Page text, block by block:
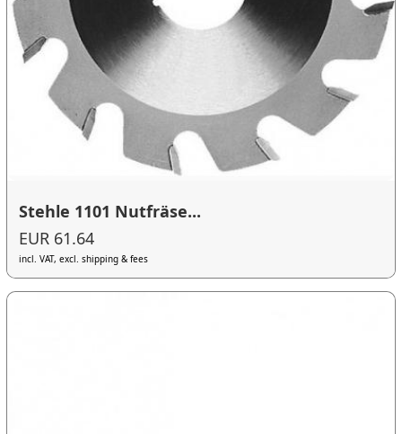
Stehle 1101 Nutfräse...
EUR 61.64
incl. VAT, excl. shipping & fees